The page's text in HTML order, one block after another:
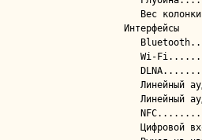
Интерфейсы